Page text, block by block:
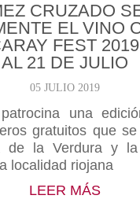
CRUZADO
EL VINO
FEST
AL 21 DE JULIO
05 JULIO 2019
una
gratuitos que se
de la Verdura y la
localidad riojana
LEER MÁS